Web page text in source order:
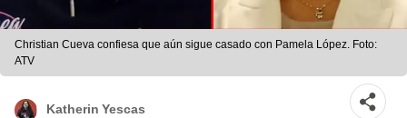
Christian Cueva confiesa que aún sigue casado con Pamela López. Foto:
ATV
Katherin Yescas